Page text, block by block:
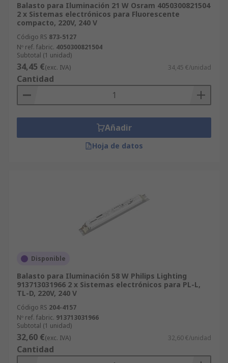
Balasto para Iluminación 21 W Osram 4050300821504
2 x Sistemas electrónicos para Fluorescente
compacto, 220V, 240 V
Código RS 873-5127
Nº ref. fabric. 4050300821504
Subtotal (1 unidad)
34,45 €(exc. IVA) 34,45 €/unidad
Cantidad
Añadir
Hoja de datos
Disponible
Balasto para Iluminación 58 W Philips Lighting
913713031966 2 x Sistemas electrónicos para PL-L,
TL-D, 220V, 240 V
Código RS 204-4157
Nº ref. fabric. 913713031966
Subtotal (1 unidad)
32,60 €(exc. IVA) 32,60 €/unidad
Cantidad